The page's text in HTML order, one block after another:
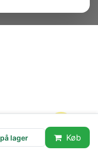
på lager Køb